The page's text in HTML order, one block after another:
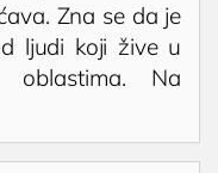
Bursaća 8,
Niš, Srbija
Zna se da je
ljudi koji žive u
oblastima. Na